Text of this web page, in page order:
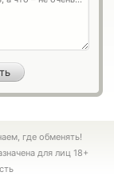
где обменять!
для лиц 18+